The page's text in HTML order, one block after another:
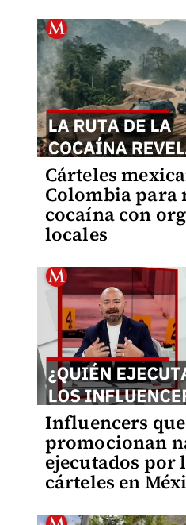
Cárteles
Colombia para
cocaína con
locales
Influencers que
promocionan
ejecutados por
cárteles en